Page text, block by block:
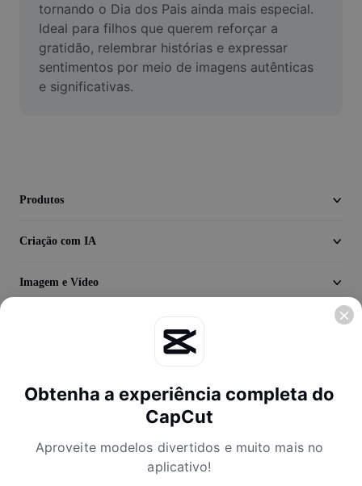
tornando o Dia dos Pais ainda mais especial.
Ideal para filhos que querem reforçar a
gratidão, relembrar histórias e expressar
sentimentos por meio de imagens autênticas
e significativas.
Produtos
Criação com IA
Imagem e Vídeo
Obtenha a experiência completa do
CapCut
Aproveite modelos divertidos e muito mais no
aplicativo!